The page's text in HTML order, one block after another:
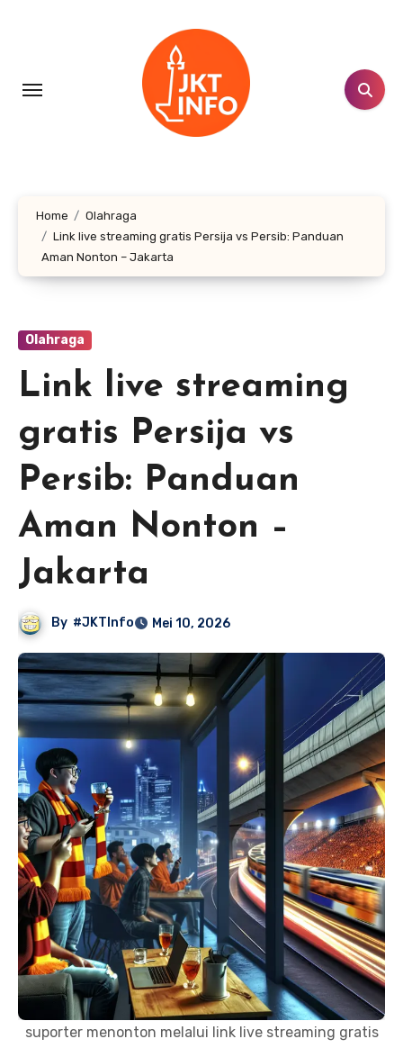
Home
Olahraga
Link live streaming gratis Persija vs Persib: Panduan
Aman Nonton – Jakarta
Olahraga
Link live streaming
gratis Persija vs
Persib: Panduan
Aman Nonton –
Jakarta
By #JKTInfo Mei 10, 2026
suporter menonton melalui link live streaming gratis